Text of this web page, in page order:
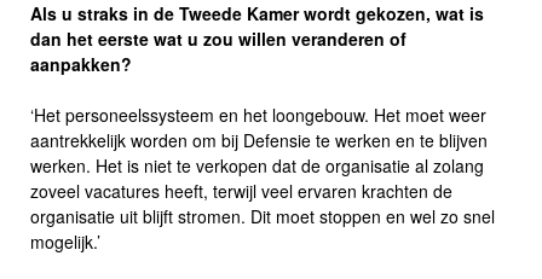
Als u straks in de Tweede Kamer wordt gekozen, wat is
dan het eerste wat u zou willen veranderen of
aanpakken?
‘Het personeelssysteem en het loongebouw. Het moet weer
aantrekkelijk worden om bij Defensie te werken en te blijven
werken. Het is niet te verkopen dat de organisatie al zolang
zoveel vacatures heeft, terwijl veel ervaren krachten de
organisatie uit blijft stromen. Dit moet stoppen en wel zo snel
mogelijk.’